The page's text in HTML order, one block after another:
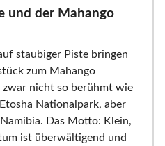
und der Mahango
staubiger Piste bringen
zum Mahango
nicht so berühmt wie
Nationalpark, aber
Das Motto: Klein,
ist überwältigend und